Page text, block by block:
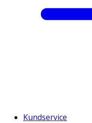
Kundservice